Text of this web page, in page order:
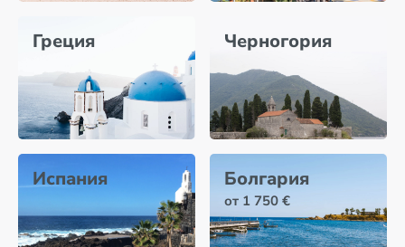
Греция Черногория
Испания Болгария
от 1 750 €